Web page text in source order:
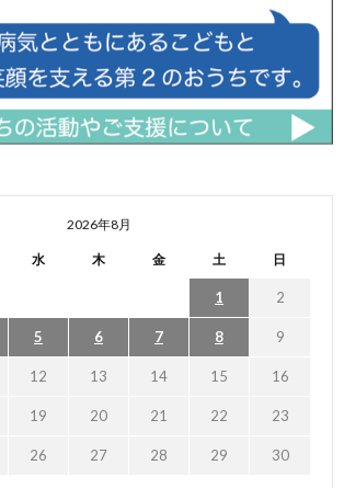
2026年8月
水 木 金 土 日
1 2
5 6 7 8 9
12 13 14 15 16
19 20 21 22 23
26 27 28 29 30